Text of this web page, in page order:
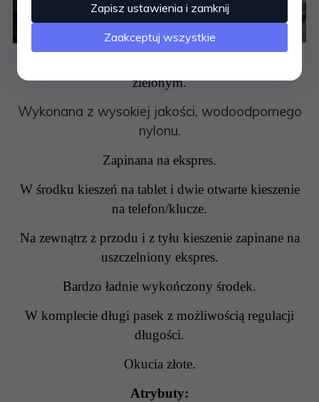
zielonym.
Wykonana z wysokiej jakości, wodoodpornego
nylonu.
Zapinana na ekspres.
W środku kieszeń na tablet idwie otwarte kieszenie
na telefon/klucze.
Na zewnątrz z przodu i z tyłu kieszenie zapinane na
uszczelniony ekspres.
Bardzo ładnie wykończony środek.
W komplecie długi pasek z możliwością regulacji
długości.
Okucia złote.
Atrybuty:
Zapisz ustawienia i zamknij
Zaakceptuj wszystkie